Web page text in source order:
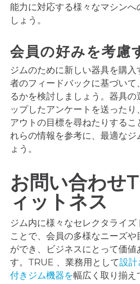
能力に対応する様々なマシンへ
しょう。
会員の好みを考慮
ジムのために新しい器具を購入
者のフィードバックに基づいて
るかを検討しましょう。器具
ップしたアンケートを送ったり
アウトの目標を尋ねたりするこ
れらの情報を参考に、最適なジ
ょう。
お問い合わせ
ィットネス
ジム内に様々なセレクタライズ
ことで、会員の多様なニーズや
ができ、ビジネスにとって価値
す。TRUE 、業務用として設計
付きジム機器を幅広く取り揃え